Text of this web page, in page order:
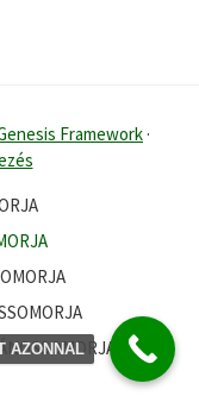
Framework ·
AZONNAL